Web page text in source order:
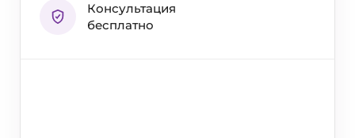
Консультация
бесплатно